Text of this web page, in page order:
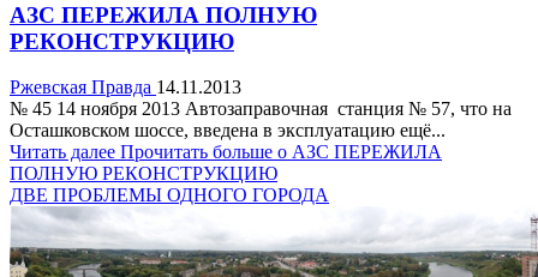
АЗС ПЕРЕЖИЛА ПОЛНУЮ
РЕКОНСТРУКЦИЮ
Ржевская Правда 14.11.2013
№ 45 14 ноября 2013 Автозаправочная станция № 57, что на
Осташковском шоссе, введена в эксплуатацию ещё...
Читать далее Прочитать больше о АЗС ПЕРЕЖИЛА
ПОЛНУЮ РЕКОНСТРУКЦИЮ
ДВЕ ПРОБЛЕМЫ ОДНОГО ГОРОДА